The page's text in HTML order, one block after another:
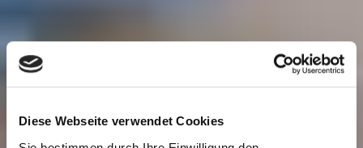
Diese Webseite verwendet Cookies